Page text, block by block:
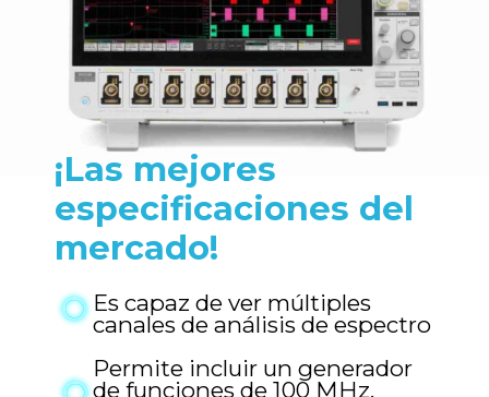
Es capaz de ver múltiples
canales de análisis de espectro
Permite incluir un generador
de funciones de 100 MHz.
¡Las mejores
especificaciones del
mercado!